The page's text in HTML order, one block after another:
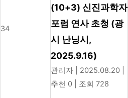
34
(10+3) 신진과학자
포럼 연사 초청 (광
시 난닝시,
2025.9.16)
관리자 2025.08.20
추천 0
조회 728